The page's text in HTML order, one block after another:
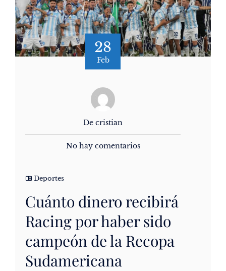
28
Feb
De cristian
No hay comentarios
Deportes
Cuánto dinero recibirá
Racing por haber sido
campeón de la Recopa
Sudamericana